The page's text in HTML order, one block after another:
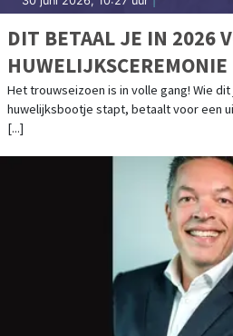
DIT BETAAL JE IN 2026
HOLLAND
Het trouwseizoen is in volle gang! Wie
huwelijksbootje stapt, betaalt voor een
[...]